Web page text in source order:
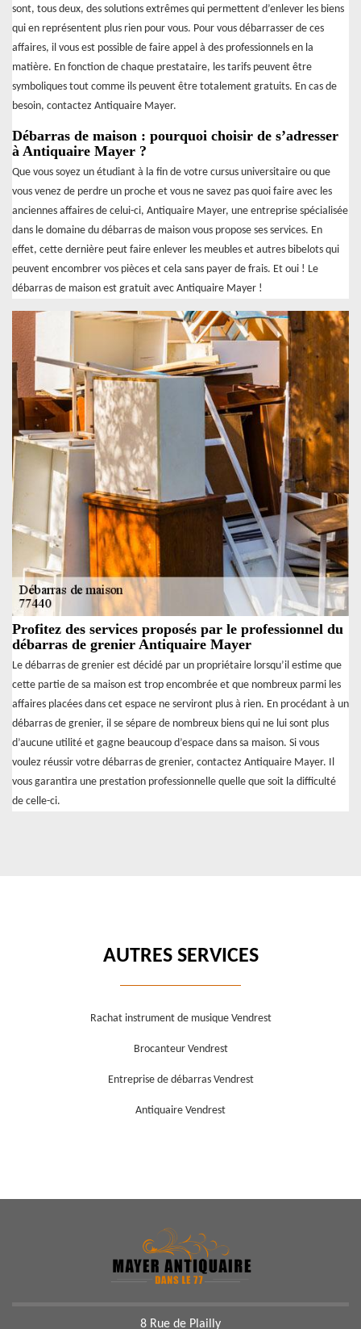
sont, tous deux, des solutions extrêmes qui permettent d’enlever les biens
qui en représentent plus rien pour vous. Pour vous débarrasser de ces
affaires, il vous est possible de faire appel à des professionnels en la
matière. En fonction de chaque prestataire, les tarifs peuvent être
symboliques tout comme ils peuvent être totalement gratuits. En cas de
besoin, contactez Antiquaire Mayer.
Débarras de maison : pourquoi choisir de s’adresser
à Antiquaire Mayer ?
Que vous soyez un étudiant à la fin de votre cursus universitaire ou que
vous venez de perdre un proche et vous ne savez pas quoi faire avec les
anciennes affaires de celui-ci, Antiquaire Mayer, une entreprise spécialisée
dans le domaine du débarras de maison vous propose ses services. En
effet, cette dernière peut faire enlever les meubles et autres bibelots qui
peuvent encombrer vos pièces et cela sans payer de frais. Et oui ! Le
débarras de maison est gratuit avec Antiquaire Mayer !
Profitez des services proposés par le professionnel du
débarras de grenier Antiquaire Mayer
Le débarras de grenier est décidé par un propriétaire lorsqu’il estime que
cette partie de sa maison est trop encombrée et que nombreux parmi les
affaires placées dans cet espace ne serviront plus à rien. En procédant à un
débarras de grenier, il se sépare de nombreux biens qui ne lui sont plus
d’aucune utilité et gagne beaucoup d’espace dans sa maison. Si vous
voulez réussir votre débarras de grenier, contactez Antiquaire Mayer. Il
vous garantira une prestation professionnelle quelle que soit la difficulté
de celle-ci.
AUTRES SERVICES
Rachat instrument de musique Vendrest
Brocanteur Vendrest
Entreprise de débarras Vendrest
Antiquaire Vendrest
8 Rue de Plailly